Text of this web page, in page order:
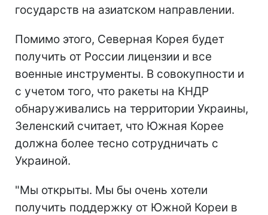
государств на азиатском направлении.
Помимо этого, Северная Корея будет
получить от России лицензии и все
военные инструменты. В совокупности и
с учетом того, что ракеты на КНДР
обнаруживались на территории Украины,
Зеленский считает, что Южная Корее
должна более тесно сотрудничать с
Украиной.
"Мы открыты. Мы бы очень хотели
получить поддержку от Южной Кореи в